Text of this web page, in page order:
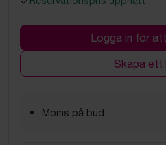
Logga in för
Skapa ett
Moms på bud